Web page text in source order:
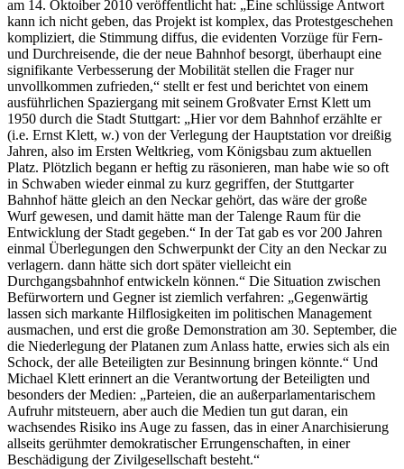
am 14. Oktoiber 2010 veröffentlicht hat: „Eine schlüssige Antwort
kann ich nicht geben, das Projekt ist komplex, das Protestgeschehen
kompliziert, die Stimmung diffus, die evidenten Vorzüge für Fern-
und Durchreisende, die der neue Bahnhof besorgt, überhaupt eine
signifikante Verbesserung der Mobilität stellen die Frager nur
unvollkommen zufrieden,“ stellt er fest und berichtet von einem
ausführlichen Spaziergang mit seinem Großvater Ernst Klett um
1950 durch die Stadt Stuttgart: „Hier vor dem Bahnhof erzählte er
(i.e. Ernst Klett, w.) von der Verlegung der Hauptstation vor dreißig
Jahren, also im Ersten Weltkrieg, vom Königsbau zum aktuellen
Platz. Plötzlich begann er heftig zu räsonieren, man habe wie so oft
in Schwaben wieder einmal zu kurz gegriffen, der Stuttgarter
Bahnhof hätte gleich an den Neckar gehört, das wäre der große
Wurf gewesen, und damit hätte man der Talenge Raum für die
Entwicklung der Stadt gegeben.“ In der Tat gab es vor 200 Jahren
einmal Überlegungen den Schwerpunkt der City an den Neckar zu
verlagern. dann hätte sich dort später vielleicht ein
Durchgangsbahnhof entwickeln können.“ Die Situation zwischen
Befürwortern und Gegner ist ziemlich verfahren: „Gegenwärtig
lassen sich markante Hilflosigkeiten im politischen Management
ausmachen, und erst die große Demonstration am 30. September, die
die Niederlegung der Platanen zum Anlass hatte, erwies sich als ein
Schock, der alle Beteiligten zur Besinnung bringen könnte.“ Und
Michael Klett erinnert an die Verantwortung der Beteiligten und
besonders der Medien: „Parteien, die an außerparlamentarischem
Aufruhr mitsteuern, aber auch die Medien tun gut daran, ein
wachsendes Risiko ins Auge zu fassen, das in einer Anarchisierung
allseits gerühmter demokratischer Errungenschaften, in einer
Beschädigung der Zivilgesellschaft besteht.“